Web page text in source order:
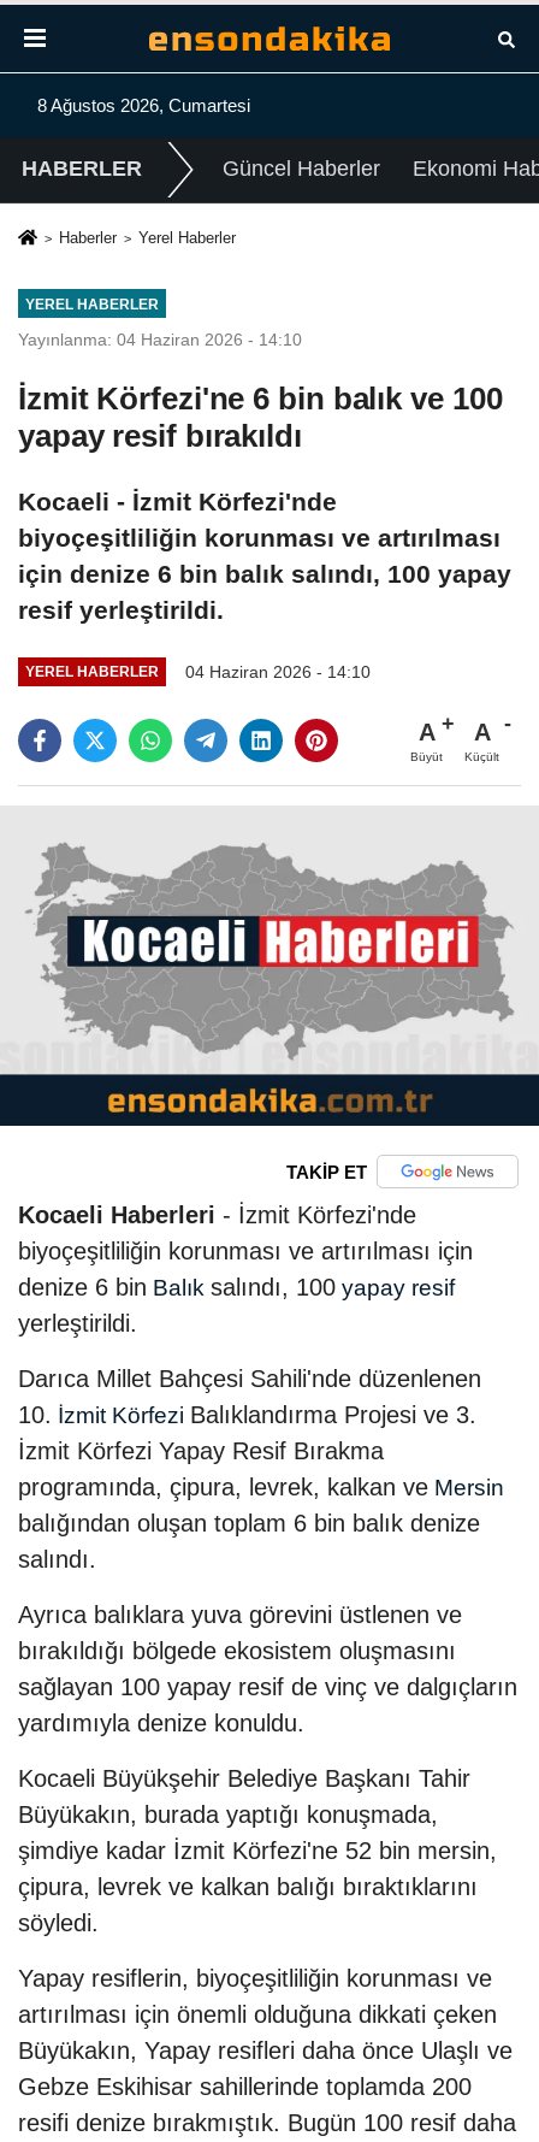
8 Ağustos 2026, Cumartesi
HABERLER Güncel Haberler Ekonomi
Haberler Yerel Haberler
YEREL HABERLER
Yayınlanma: 04 Haziran 2026 - 14:10
İzmit Körfezi'ne 6 bin balık ve 100
yapay resif bırakıldı
Kocaeli - İzmit Körfezi'nde
biyoçeşitliliğin korunması ve artırılması
için denize 6 bin balık salındı, 100 yapay
resif yerleştirildi.
YEREL HABERLER 04 Haziran 2026 - 14:10
A
Büyüt
A
Küçült
TAKİP ET
Kocaeli Haberleri - İzmit Körfezi'nde
biyoçeşitliliğin korunması ve artırılması için
denize 6 bin Balık salındı, 100 yapay resif
yerleştirildi.
Darıca Millet Bahçesi Sahili'nde düzenlenen
10. İzmit Körfezi Balıklandırma Projesi ve 3.
İzmit Körfezi Yapay Resif Bırakma
programında, çipura, levrek, kalkan ve Mersin
balığından oluşan toplam 6 bin balık denize
salındı.
Ayrıca balıklara yuva görevini üstlenen ve
bırakıldığı bölgede ekosistem oluşmasını
sağlayan 100 yapay resif de vinç ve dalgıçların
yardımıyla denize konuldu.
Kocaeli Büyükşehir Belediye Başkanı Tahir
Büyükakın, burada yaptığı konuşmada,
şimdiye kadar İzmit Körfezi'ne 52 bin mersin,
çipura, levrek ve kalkan balığı bıraktıklarını
söyledi.
Yapay resiflerin, biyoçeşitliliğin korunması ve
artırılması için önemli olduğuna dikkati çeken
Büyükakın, Yapay resifleri daha önce Ulaşlı ve
Gebze Eskihisar sahillerinde toplamda 200
resifi denize bırakmıştık. Bugün 100 resif daha